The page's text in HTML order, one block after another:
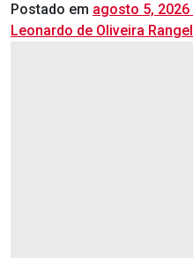
Postado em agosto 5, 2026
Leonardo de Oliveira Rangel